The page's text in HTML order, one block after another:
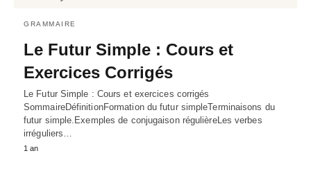
GRAMMAIRE
Le Futur Simple : Cours et
Exercices Corrigés
Le Futur Simple : Cours et exercices corrigés
SommaireDéfinitionFormation du futur simpleTerminaisons du
futur simple.Exemples de conjugaison régulièreLes verbes
irréguliers…
1 an